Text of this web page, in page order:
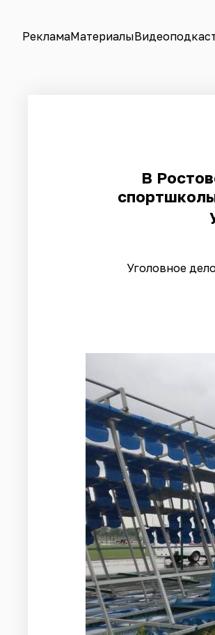
РекламаМатериалы
​В
Уголовное